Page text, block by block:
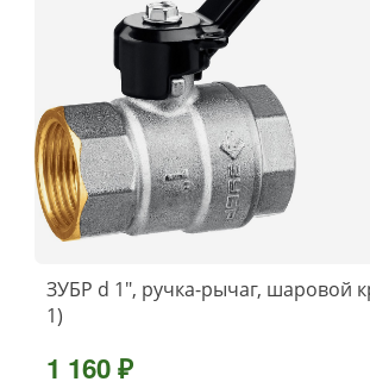
ЗУБР d 1″, ручка-рычаг, шаровой
1)
1 160 ₽